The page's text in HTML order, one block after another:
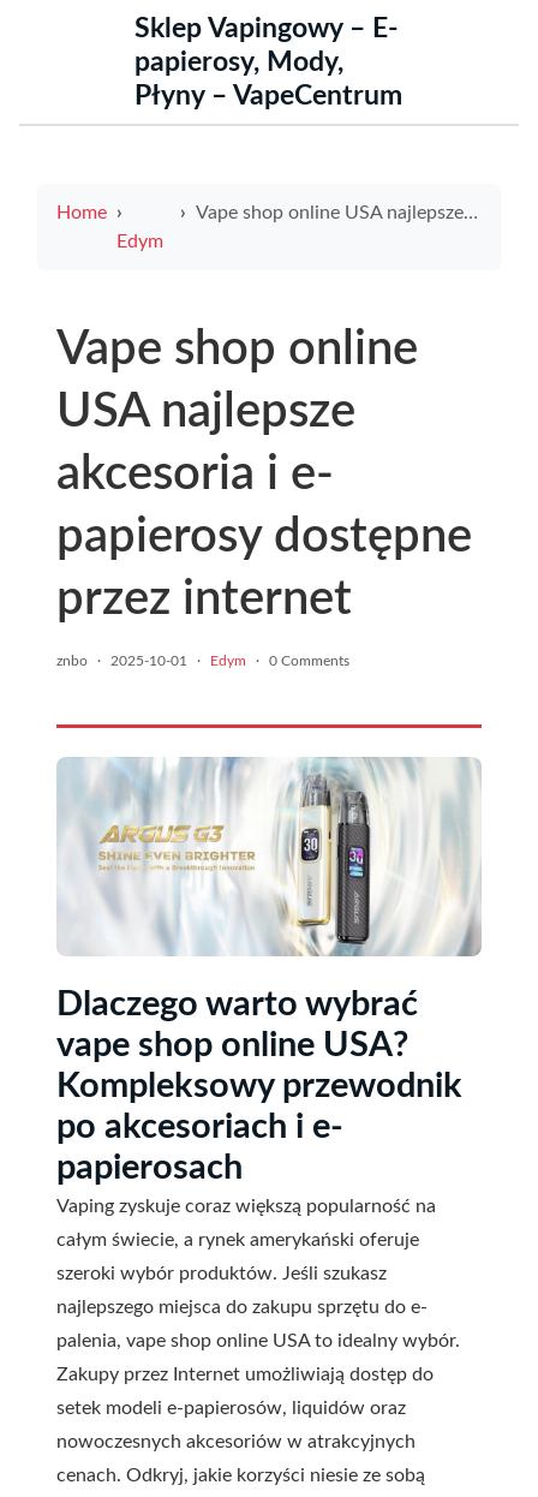
Sklep Vapingowy – E-
papierosy, Mody,
Płyny – VapeCentrum
Home
Edym
Vape shop online USA najlepsze akcesoria i e-papierosy dostępne przez internet
Vape shop online
USA najlepsze
akcesoria i e-
papierosy dostępne
przez internet
znbo · 2025-10-01 · Edym · 0 Comments
Dlaczego warto wybrać
vape shop online USA?
Kompleksowy przewodnik
po akcesoriach i e-
papierosach
Vaping zyskuje coraz większą popularność na
całym świecie, a rynek amerykański oferuje
szeroki wybór produktów. Jeśli szukasz
najlepszego miejsca do zakupu sprzętu do e-
palenia, vape shop online USA to idealny wybór.
Zakupy przez Internet umożliwiają dostęp do
setek modeli e-papierosów, liquidów oraz
nowoczesnych akcesoriów w atrakcyjnych
cenach. Odkryj, jakie korzyści niesie ze sobą